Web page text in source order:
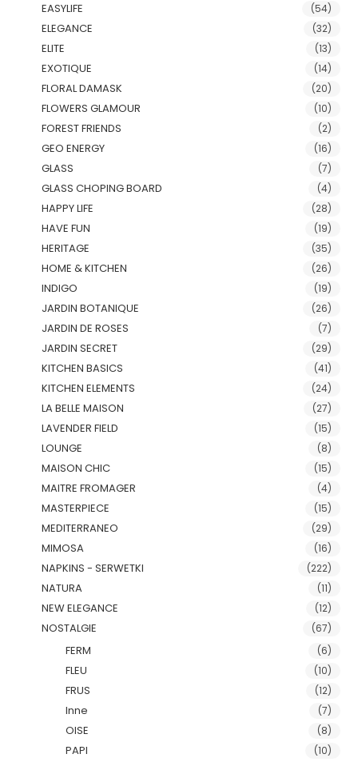
EASYLIFE (54)
ELEGANCE (32)
ELITE (13)
EXOTIQUE (14)
FLORAL DAMASK (20)
FLOWERS GLAMOUR (10)
FOREST FRIENDS (2)
GEO ENERGY (16)
GLASS (7)
GLASS CHOPING BOARD (4)
HAPPY LIFE (28)
HAVE FUN (19)
HERITAGE (35)
HOME & KITCHEN (26)
INDIGO (19)
JARDIN BOTANIQUE (26)
JARDIN DE ROSES (7)
JARDIN SECRET (29)
KITCHEN BASICS (41)
KITCHEN ELEMENTS (24)
LA BELLE MAISON (27)
LAVENDER FIELD (15)
LOUNGE (8)
MAISON CHIC (15)
MAITRE FROMAGER (4)
MASTERPIECE (15)
MEDITERRANEO (29)
MIMOSA (16)
NAPKINS - SERWETKI (222)
NATURA (11)
NEW ELEGANCE (12)
NOSTALGIE (67)
FERM (6)
FLEU (10)
FRUS (12)
Inne (7)
OISE (8)
PAPI (10)